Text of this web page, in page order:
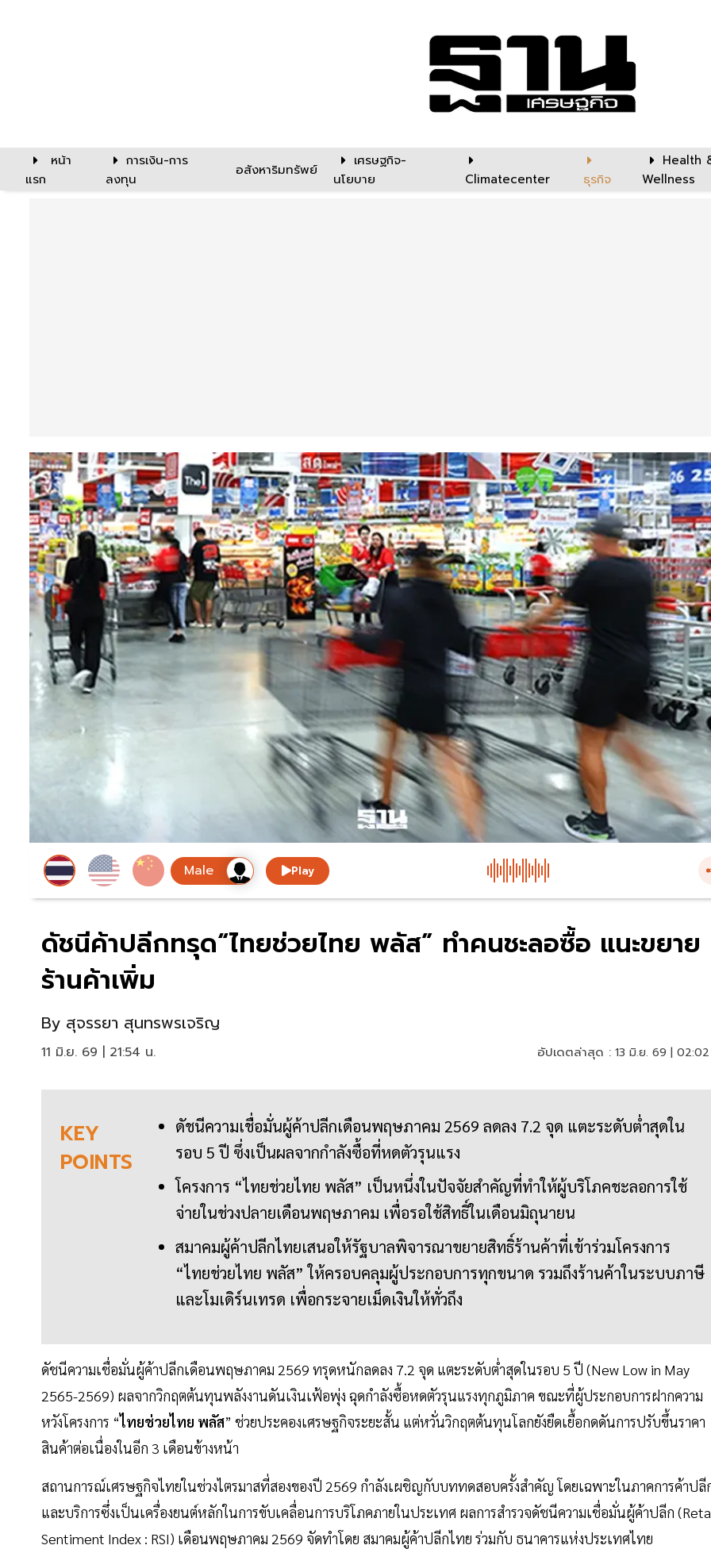
หน้า
แรก
การเงิน-การ
ลงทุน
อสังหาริมทรัพย์
เศรษฐกิจ-
นโยบาย
Climatecenter ธุรกิจ
Health
Wellness
Play
ดัชนีค้าปลีกทรุด“ไทยช่วยไทย พลัส” ทำคนชะลอซื้อ แนะขยาย
ร้านค้าเพิ่ม
By สุจรรยา สุนทรพรเจริญ
11 มิ.ย. 69 | 21:54 น. อัปเดตล่าสุด : 13 มิ.ย. 69 |
KEY
POINTS
ดัชนีความเชื่อมั่นผู้ค้าปลีกเดือนพฤษภาคม 2569 ลดลง 7.2 จุด แตะระดับต่ำสุดใน
รอบ 5 ปี ซึ่งเป็นผลจากกำลังซื้อที่หดตัวรุนแรง
โครงการ “ไทยช่วยไทย พลัส” เป็นหนึ่งในปัจจัยสำคัญที่ทำให้ผู้บริโภคชะลอการใช้
จ่ายในช่วงปลายเดือนพฤษภาคม เพื่อรอใช้สิทธิ์ในเดือนมิถุนายน
สมาคมผู้ค้าปลีกไทยเสนอให้รัฐบาลพิจารณาขยายสิทธิ์ร้านค้าที่เข้าร่วมโครงการ
“ไทยช่วยไทย พลัส” ให้ครอบคลุมผู้ประกอบการทุกขนาด รวมถึงร้านค้าในระบบภาษี
และโมเดิร์นเทรด เพื่อกระจายเม็ดเงินให้ทั่วถึง
ดัชนีความเชื่อมั่นผู้ค้าปลีกเดือนพฤษภาคม 2569 ทรุดหนักลดลง 7.2 จุด แตะระดับต่ำสุดในรอบ 5 ปี (New Low in May
2565-2569) ผลจากวิกฤตต้นทุนพลังงานดันเงินเฟ้อพุ่ง ฉุดกำลังซื้อหดตัวรุนแรงทุกภูมิภาค ขณะที่ผู้ประกอบการฝากความ
หวังโครงการ “ไทยช่วยไทย พลัส” ช่วยประคองเศรษฐกิจระยะสั้น แต่หวั่นวิกฤตต้นทุนโลกยังยืดเยื้อกดดันการปรับขึ้นราคา
สินค้าต่อเนื่องในอีก 3 เดือนข้างหน้า
สถานการณ์เศรษฐกิจไทยในช่วงไตรมาสที่สองของปี 2569 กำลังเผชิญกับบททดสอบครั้งสำคัญ โดยเฉพาะในภาคการค้าปลี
และบริการซึ่งเป็นเครื่องยนต์หลักในการขับเคลื่อนการบริโภคภายในประเทศ ผลการสำรวจดัชนีความเชื่อมั่นผู้ค้าปลีก
Sentiment Index : RSI) เดือนพฤษภาคม 2569 จัดทำโดย สมาคมผู้ค้าปลีกไทย ร่วมกับ ธนาคารแห่งประเทศไทย